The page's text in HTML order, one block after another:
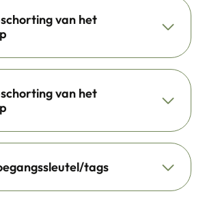
van het
van het
tags